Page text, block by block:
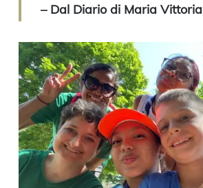
– Dal Diario di Maria Vittoria